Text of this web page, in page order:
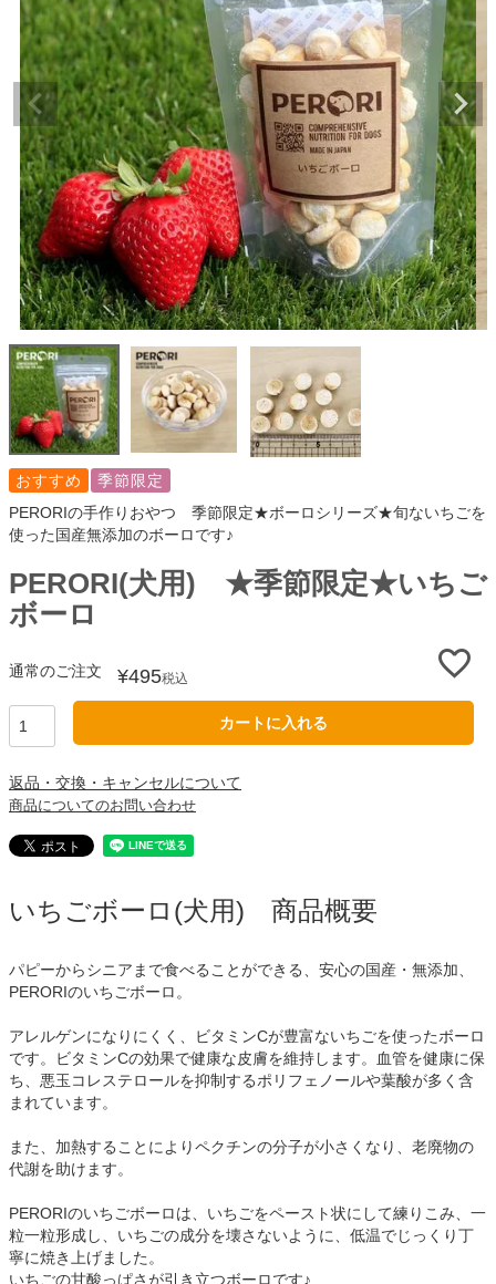
おすすめ
季節限定
PERORIの手作りおやつ 季節限定★ボーロシリーズ★旬ないちごを
使った国産無添加のボーロです♪
PERORI(犬用) ★季節限定★いちご
ボーロ
通常のご注文 ¥495税込
カートに入れる
返品・交換・キャンセルについて
商品についてのお問い合わせ
いちごボーロ(犬用) 商品概要
パピーからシニアまで食べることができる、安心の国産・無添加、
PERORIのいちごボーロ。
アレルゲンになりにくく、ビタミンCが豊富ないちごを使ったボーロ
です。ビタミンCの効果で健康な皮膚を維持します。血管を健康に保
ち、悪玉コレステロールを抑制するポリフェノールや葉酸が多く含
まれています。
また、加熱することによりペクチンの分子が小さくなり、老廃物の
代謝を助けます。
PERORIのいちごボーロは、いちごをペースト状にして練りこみ、一
粒一粒形成し、いちごの成分を壊さないように、低温でじっくり丁
寧に焼き上げました。
いちごの甘酸っぱさが引き立つボーロです♪